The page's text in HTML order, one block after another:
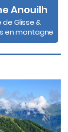
Anouilh
de Glisse &
en montagne